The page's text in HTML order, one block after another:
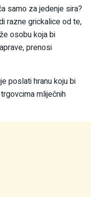
samo za jedenje sira?
razne grickalice od te,
osobu koja bi
prenosi
poslati hranu koju bi
mliječnih